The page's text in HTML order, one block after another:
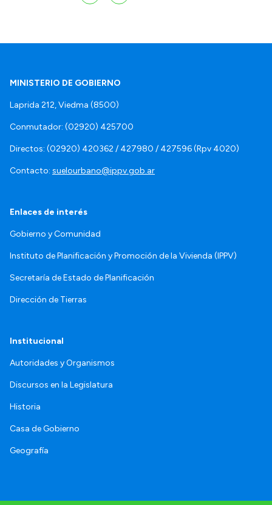
MINISTERIO DE GOBIERNO
Laprida 212, Viedma (8500)
Conmutador: (02920) 425700
Directos: (02920) 420362 / 427980 / 427596 (Rpv 4020)
Contacto: suelourbano@ippv.gob.ar
Enlaces de interés
Gobierno y Comunidad
Instituto de Planificación y Promoción de la Vivienda (IPPV)
Secretaría de Estado de Planificación
Dirección de Tierras
Institucional
Autoridades y Organismos
Discursos en la Legislatura
Historia
Casa de Gobierno
Geografía